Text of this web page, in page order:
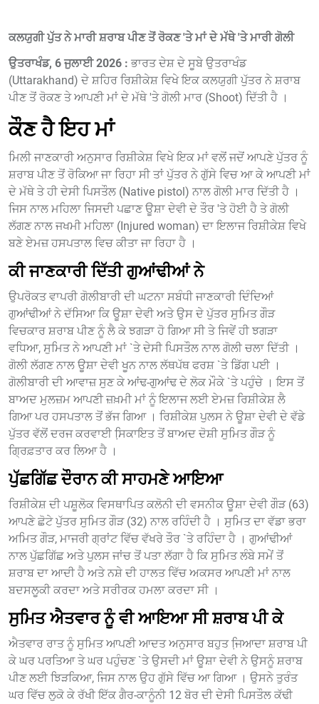
ਕਲਯੁਗੀ ਪੁੱਤ ਨੇ ਮਾਰੀ ਸ਼ਰਾਬ ਪੀਣ ਤੋਂ ਰੋਕਣ 'ਤੇ ਮਾਂ ਦੇ ਮੱਥੇ 'ਤੇ ਮਾਰੀ ਗੋਲੀ
ਉਤਰਾਖੰਡ, 6 ਜੁਲਾਈ 2026 : ਭਾਰਤ ਦੇਸ਼ ਦੇ ਸੂਬੇ ਉਤਰਾਖੰਡ
(Uttarakhand) ਦੇ ਸ਼ਹਿਰ ਰਿਸ਼ੀਕੇਸ਼ ਵਿਖੇ ਇਕ ਕਲਯੁਗੀ ਪੁੱਤਰ ਨੇ ਸ਼ਰਾਬ
ਪੀਣ ਤੋਂ ਰੋਕਣ ਤੇ ਆਪਣੀ ਮਾਂ ਦੇ ਮੱਥੇ 'ਤੇ ਗੋਲੀ ਮਾਰ (Shoot) ਦਿੱਤੀ ਹੈ ।
ਕੌਣ ਹੈ ਇਹ ਮਾਂ
ਮਿਲੀ ਜਾਣਕਾਰੀ ਅਨੁਸਾਰ ਰਿਸ਼ੀਕੇਸ਼ ਵਿਖੇ ਇਕ ਮਾਂ ਵਲੋਂ ਜਦੋਂ ਆਪਣੇ ਪੁੱਤਰ ਨੂੰ
ਸ਼ਰਾਬ ਪੀਣ ਤੋਂ ਰੋਕਿਆ ਜਾ ਰਿਹਾ ਸੀ ਤਾਂ ਪੁੱਤਰ ਨੇ ਗੁੱਸੇ ਵਿਚ ਆ ਕੇ ਆਪਣੀ ਮਾਂ
ਦੇ ਮੱਥੇ ਤੇ ਹੀ ਦੇਸੀ ਪਿਸਤੌਲ (Native pistol) ਨਾਲ ਗੋਲੀ ਮਾਰ ਦਿੱਤੀ ਹੈ ।
ਜਿਸ ਨਾਲ ਮਹਿਲਾ ਜਿਸਦੀ ਪਛਾਣ ਊਸ਼ਾ ਦੇਵੀ ਦੇ ਤੌਰ 'ਤੇ ਹੋਈ ਹੈ ਤੇ ਗੋਲੀ
ਲੱਗਣ ਨਾਲ ਜਖਮੀ ਮਹਿਲਾ (Injured woman) ਦਾ ਇਲਾਜ ਰਿਸ਼ੀਕੇਸ਼ ਵਿਖੇ
ਬਣੇ ਏਮਜ਼ ਹਸਪਤਾਲ ਵਿਚ ਕੀਤਾ ਜਾ ਰਿਹਾ ਹੈ ।
ਕੀ ਜਾਣਕਾਰੀ ਦਿੱਤੀ ਗੁਆਂਢੀਆਂ ਨੇ
ਉਪਰੋਕਤ ਵਾਪਰੀ ਗੋਲੀਬਾਰੀ ਦੀ ਘਟਨਾ ਸਬੰਧੀ ਜਾਣਕਾਰੀ ਦਿੰਦਿਆਂ
ਗੁਆਂਢੀਆਂ ਨੇ ਦੱਸਿਆ ਕਿ ਊਸ਼ਾ ਦੇਵੀ ਅਤੇ ਉਸ ਦੇ ਪੁੱਤਰ ਸੁਮਿਤ ਗੌੜ
ਵਿਚਕਾਰ ਸ਼ਰਾਬ ਪੀਣ ਨੂੰ ਲੈ ਕੇ ਝਗੜਾ ਹੋ ਗਿਆ ਸੀ ਤੇ ਜਿਵੇਂ ਹੀ ਝਗੜਾ
ਵਧਿਆ, ਸੁਮਿਤ ਨੇ ਆਪਣੀ ਮਾਂ `ਤੇ ਦੇਸੀ ਪਿਸਤੌਲ ਨਾਲ ਗੋਲੀ ਚਲਾ ਦਿੱਤੀ ।
ਗੋਲੀ ਲੱਗਣ ਨਾਲ ਊਸ਼ਾ ਦੇਵੀ ਖੂਨ ਨਾਲ ਲੱਥਪੱਥ ਫਰਸ਼ `ਤੇ ਡਿੱਗ ਪਈ ।
ਗੋਲੀਬਾਰੀ ਦੀ ਆਵਾਜ਼ ਸੁਣ ਕੇ ਆਂਢ-ਗੁਆਂਢ ਦੇ ਲੋਕ ਮੌਕੇ `ਤੇ ਪਹੁੰਚੇ । ਇਸ ਤੋਂ
ਬਾਅਦ ਮੁਲਜ਼ਮ ਆਪਣੀ ਜ਼ਖ਼ਮੀ ਮਾਂ ਨੂੰ ਇਲਾਜ ਲਈ ਏਮਜ਼ ਰਿਸ਼ੀਕੇਸ਼ ਲੈ
ਗਿਆ ਪਰ ਹਸਪਤਾਲ ਤੋਂ ਭੱਜ ਗਿਆ । ਰਿਸ਼ੀਕੇਸ਼ ਪੁਲਸ ਨੇ ਊਸ਼ਾ ਦੇਵੀ ਦੇ ਵੱਡੇ
ਪੁੱਤਰ ਵੱਲੋਂ ਦਰਜ ਕਰਵਾਈ ਸਿ਼ਕਾਇਤ ਤੋਂ ਬਾਅਦ ਦੋਸ਼ੀ ਸੁਮਿਤ ਗੌੜ ਨੂੰ
ਗ੍ਰਿਫ਼ਤਾਰ ਕਰ ਲਿਆ ਹੈ ।
ਪੁੱਛਗਿੱਛ ਦੌਰਾਨ ਕੀ ਸਾਹਮਣੇ ਆਇਆ
ਰਿਸ਼ੀਕੇਸ਼ ਦੀ ਪਸ਼ੂਲੋਕ ਵਿਸਥਾਪਿਤ ਕਲੋਨੀ ਦੀ ਵਸਨੀਕ ਊਸ਼ਾ ਦੇਵੀ ਗੌੜ (63)
ਆਪਣੇ ਛੋਟੇ ਪੁੱਤਰ ਸੁਮਿਤ ਗੌੜ (32) ਨਾਲ ਰਹਿੰਦੀ ਹੈ । ਸੁਮਿਤ ਦਾ ਵੱਡਾ ਭਰਾ
ਅਮਿਤ ਗੌੜ, ਮਾਜਰੀ ਗ੍ਰਾਂਟ ਵਿੱਚ ਵੱਖਰੇ ਤੌਰ `ਤੇ ਰਹਿੰਦਾ ਹੈ । ਗੁਆਂਢੀਆਂ
ਨਾਲ ਪੁੱਛਗਿੱਛ ਅਤੇ ਪੁਲਸ ਜਾਂਚ ਤੋਂ ਪਤਾ ਲੱਗਾ ਹੈ ਕਿ ਸੁਮਿਤ ਲੰਬੇ ਸਮੇਂ ਤੋਂ
ਸ਼ਰਾਬ ਦਾ ਆਦੀ ਹੈ ਅਤੇ ਨਸ਼ੇ ਦੀ ਹਾਲਤ ਵਿੱਚ ਅਕਸਰ ਆਪਣੀ ਮਾਂ ਨਾਲ
ਬਦਸਲੂਕੀ ਕਰਦਾ ਅਤੇ ਸਰੀਰਕ ਹਮਲਾ ਕਰਦਾ ਸੀ ।
ਸੁਮਿਤ ਐਤਵਾਰ ਨੂੰ ਵੀ ਆਇਆ ਸੀ ਸ਼ਰਾਬ ਪੀ ਕੇ
ਐਤਵਾਰ ਰਾਤ ਨੂੰ ਸੁਮਿਤ ਆਪਣੀ ਆਦਤ ਅਨੁਸਾਰ ਬਹੁਤ ਜਿ਼ਆਦਾ ਸ਼ਰਾਬ ਪੀ
ਕੇ ਘਰ ਪਰਤਿਆ ਤੇ ਘਰ ਪਹੁੰਚਣ `ਤੇ ਉਸਦੀ ਮਾਂ ਊਸ਼ਾ ਦੇਵੀ ਨੇ ਉਸਨੂੰ ਸ਼ਰਾਬ
ਪੀਣ ਲਈ ਝਿੜਕਿਆ, ਜਿਸ ਨਾਲ ਉਹ ਗੁੱਸੇ ਵਿੱਚ ਆ ਗਿਆ । ਉਸਨੇ ਤੁਰੰਤ
ਘਰ ਵਿੱਚ ਲੁਕੋ ਕੇ ਰੱਖੀ ਇੱਕ ਗੈਰ-ਕਾਨੂੰਨੀ 12 ਬੋਰ ਦੀ ਦੇਸੀ ਪਿਸਤੌਲ ਕੱਢੀ